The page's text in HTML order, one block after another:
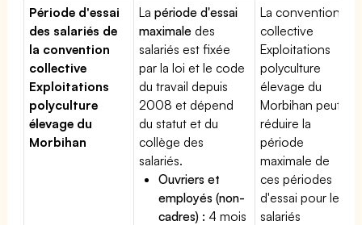
Période d'essai
des salariés de
la convention
collective
Exploitations
polyculture
élevage du
Morbihan
Lapériode d'essai
maximale des
salariés est fixée
par la loi et le code
du travail depuis
2008 et dépend
du statut et du
collège des
salariés.
Ouvriers et
employés (non-
cadres) : 4 mois
La convention
collective
Exploitations
polyculture
élevage du
Morbihan peut
réduire la
période
maximale de
ces périodes
d'essai pour les
salariés